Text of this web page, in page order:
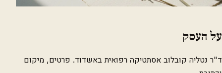
על העסק
ד"ר נטליה קובלוב אסתטיקה רפואית באשדוד. פרטים, מיקום